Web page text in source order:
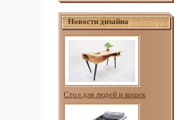
Новости дизайна
Стол для людей и кошек